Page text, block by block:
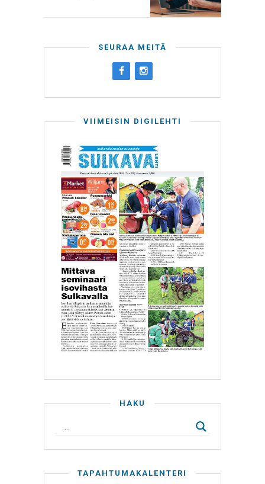
SEURAA MEITÄ
VIIMEISIN DIGILEHTI
HAKU
TAPAHTUMAKALENTERI